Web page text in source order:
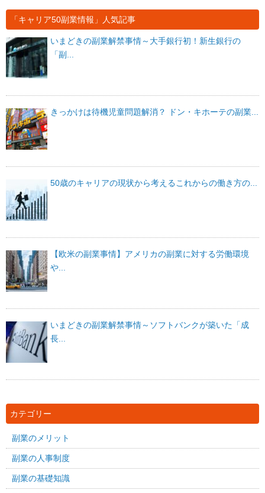
「キャリア50副業情報」人気記事
いまどきの副業解禁事情～大手銀行初！新生銀行の
「副...
きっかけは待機児童問題解消？ ドン・キホーテの副業...
50歳のキャリアの現状から考えるこれからの働き方の...
【欧米の副業事情】アメリカの副業に対する労働環境
や...
いまどきの副業解禁事情～ソフトバンクが築いた「成
長...
カテゴリー
副業のメリット
副業の人事制度
副業の基礎知識